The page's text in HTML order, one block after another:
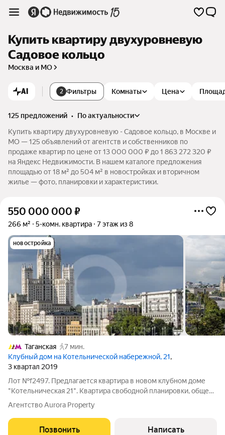
Купить квартиру двухуровневую
Садовое кольцо
Москва и МО
AI 2 Фильтры Комнаты Цена
125 предложений •
по актуальности
Купить квартиру двухуровневую - Садовое кольцо, в Москве и
МО — 125 объявлений от агентств и собственников по
продаже квартир по цене от 13 000 000 ₽ до 1 863 272 320 ₽
на Яндекс Недвижимости. В нашем каталоге предложения
площадью от 18 м² до 504 м² в новостройках и вторичном
жилье — фото, планировки и характеристики.
550 000 000 ₽
266 м² 5-комн. квартира 7 этаж из 8
новостройка
Таганская
7 мин.
Клубный дом на Котельнической набережной, 21,
3 квартал 2019
Лот №f2497. Предлагается квартира в новом клубном доме
"Котельническая 21". Квартира свободной планировки, общей
площадью 265,6 кв. м. Высота потолков 3,2 м. В подземном
паркинге три машино-места и кладовка. Собственность! В
комплексе предусмотрено
Агентство Aurora Property
Позвонить Написать